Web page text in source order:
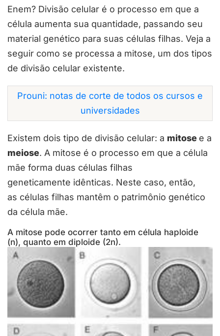
Enem? Divisão celular é o processo em que a
célula aumenta sua quantidade, passando seu
material genético para suas células filhas. Veja a
seguir como se processa a mitose, um dos tipos
de divisão celular existente.
Prouni: notas de corte de todos os cursos e
universidades
Existem dois tipo de divisão celular: a mitose e a
meiose. A mitose é o processo em que a célula
mãe forma duas células filhas
geneticamente idênticas. Neste caso, então,
as células filhas mantêm o patrimônio genético
da célula mãe.
A mitose pode ocorrer tanto em célula haploide
(n), quanto em diploide (2n).